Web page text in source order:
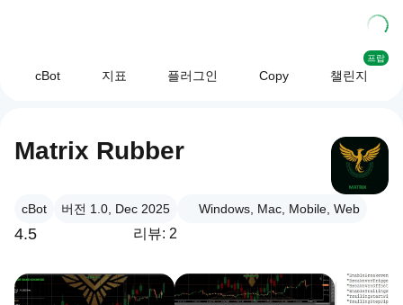
cBot 지표 플러그인 Copy 챌린지
프랍
Matrix Rubber
cBot 버전 1.0, Dec 2025 Windows, Mac, Mobile, Web
4.5 리뷰: 2